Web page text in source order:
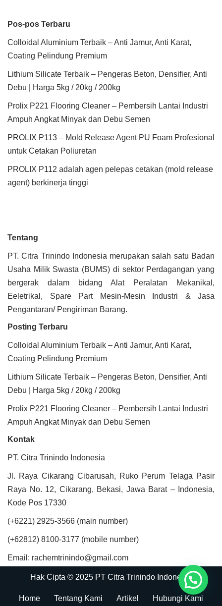
Pos-pos Terbaru
Colloidal Aluminium Terbaik – Anti Jamur, Anti Karat,
Coating Pelindung Premium
Lithium Silicate Terbaik – Pengeras Beton, Densifier, Anti
Debu | Harga 5kg / 20kg / 200kg
Prolix P221 Flooring Cleaner – Pembersih Lantai Industri
Ampuh Angkat Minyak dan Debu Semen
PROLIX P113 – Mold Release Agent PU Foam Profesional
untuk Cetakan Poliuretan
PROLIX P112 adalah agen pelepas cetakan (mold release
agent) berkinerja tinggi
Tentang
PT. Citra Trinindo Indonesia merupakan salah satu Badan
Usaha Milik Swasta (BUMS) di sektor Perdagangan yang
bergerak dalam bidang Alat Peralatan Mekanikal,
Eeletrikal, Spare Part Mesin-Mesin Industri & Jasa
Pengantaran/ Pengiriman Barang.
Posting Terbaru
Colloidal Aluminium Terbaik – Anti Jamur, Anti Karat,
Coating Pelindung Premium
Lithium Silicate Terbaik – Pengeras Beton, Densifier, Anti
Debu | Harga 5kg / 20kg / 200kg
Prolix P221 Flooring Cleaner – Pembersih Lantai Industri
Ampuh Angkat Minyak dan Debu Semen
Kontak
PT. Citra Trinindo Indonesia
Jl. Raya Cikarang Cibarusah, Ruko Perum Telaga Pasir
Raya No. 12, Cikarang, Bekasi, Jawa Barat – Indonesia,
Kode Pos 17330
(+6221) 2925-3566 (main number)
(+62812) 8100-3177 (mobile number)
Email: rachemtrinindo@gmail.com
Hak Cipta © 2025 PT Citra Trinindo Indonesia
Home Tentang Kami Artikel Hubungi Kami